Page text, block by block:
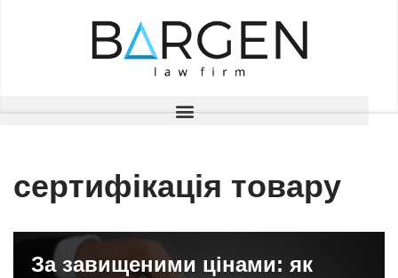
сертифікація товару
За завищеними цінами: як